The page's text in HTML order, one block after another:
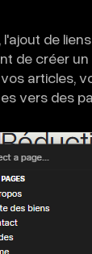
de
de créer
articles,
vers des